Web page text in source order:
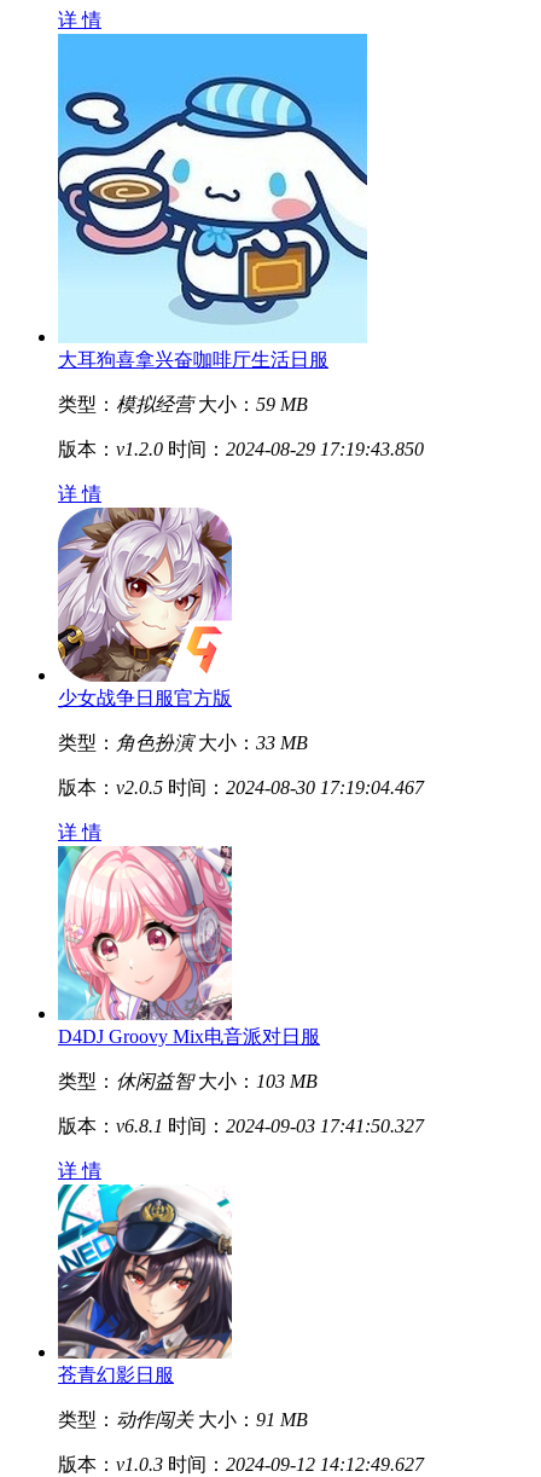
详 情
大耳狗喜拿兴奋咖啡厅生活日服
类型： 模拟经营 大小： 59 MB
版本： v1.2.0 时间： 2024-08-29 17:19:43.850
详 情
少女战争日服官方版
类型： 角色扮演 大小： 33 MB
版本： v2.0.5 时间： 2024-08-30 17:19:04.467
详 情
D4DJ Groovy Mix电音派对日服
类型： 休闲益智 大小： 103 MB
版本： v6.8.1 时间： 2024-09-03 17:41:50.327
详 情
苍青幻影日服
类型： 动作闯关 大小： 91 MB
版本： v1.0.3 时间： 2024-09-12 14:12:49.627